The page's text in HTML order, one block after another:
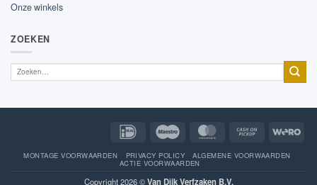
Onze winkels
ZOEKEN
IDeal Maestro MasterCard
Cash
Pickup
MONTAGE VOORWAARDEN PRIVACY POLICY ALGEMENE VOORWAARDEN
ACTIE VOORWAARDEN
Copyright 2026 ©Van Dijk Verfzaken B.V.